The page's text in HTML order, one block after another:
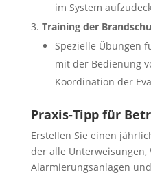
im System
Training der
Spezielle Übungen
mit der Bedienung
Koordination der
Praxis-Tipp für
Erstellen Sie einen
der alle
Alarmierungsanlagen